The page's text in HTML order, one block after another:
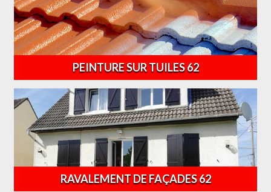
PEINTURE SUR TUILES 62
RAVALEMENT DE FAÇADES 62